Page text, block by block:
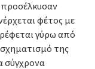
προσέλκυσαν
φέτος με
γύρω από
της
σύγχρονα